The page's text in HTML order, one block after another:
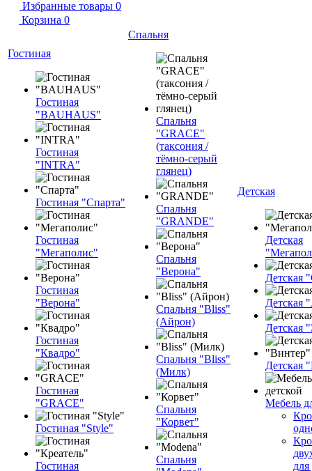
Избранные товары 0
Корзина 0
Гостиная
Гостиная
"BAUHAUS"
Гостиная
"INTRA"
Гостиная "Спарта"
Гостиная
"Мегаполис"
Гостиная
"Верона"
Гостиная
"Квадро"
Гостиная
"GRACE"
Гостиная "Style"
Гостиная
Спальня
Спальня
"GRACE"
(таксония /
тёмно-серый
глянец)
Спальня
"GRANDE"
Спальня
"Верона"
Спальня "Bliss"
(Айрон)
Спальня "Bliss"
(Милк)
Спальня
"Корвет"
Спальня
Детская
Детская
Детская
Детская
Детская
Детская
Мебель
для